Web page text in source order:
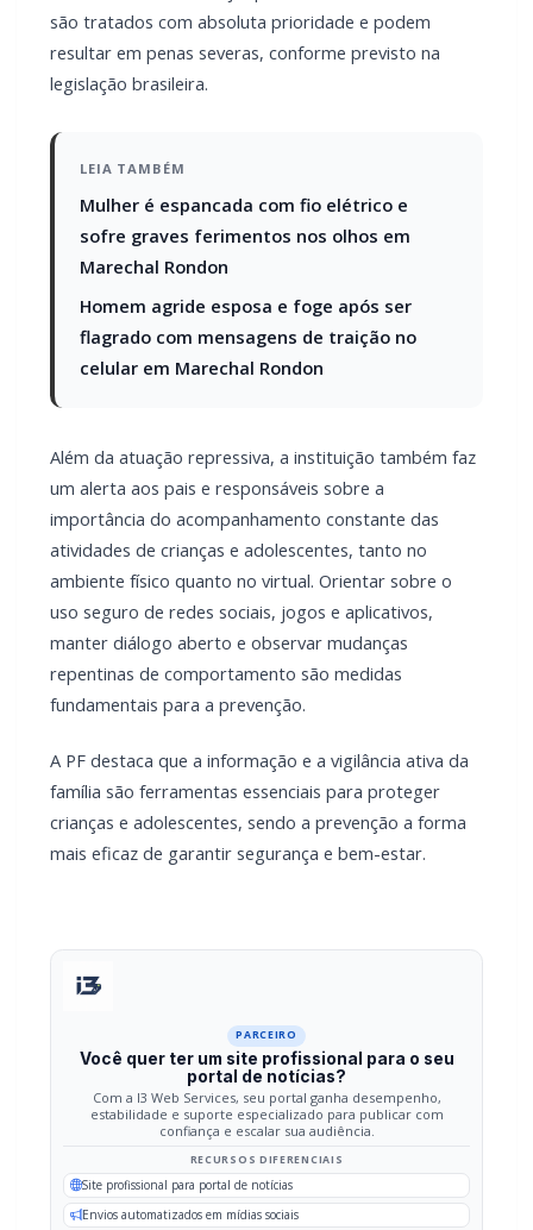
Marechal Rondon
Homem agride esposa e foge após ser
flagrado com mensagens de traição no
celular em Marechal Rondon
Além da atuação repressiva, a instituição também faz
um alerta aos pais e responsáveis sobre a
atividades de crianças e adolescentes, tanto no
ambiente físico quanto no virtual. Orientar sobre o
uso seguro de redes sociais, jogos e aplicativos,
manter diálogo aberto e observar mudanças
repentinas de comportamento são medidas
fundamentais para a prevenção.
A PF destaca que a informação e a vigilância ativa da
família são ferramentas essenciais para proteger
mais eficaz de garantir segurança e bem-estar.
Com a I3 Web Services, seu portal ganha desempenho,
confiança e escalar sua audiência.
RECURSOS DIFERENCIAIS
Site profissional para portal de notícias
Envios automatizados em mídias sociais